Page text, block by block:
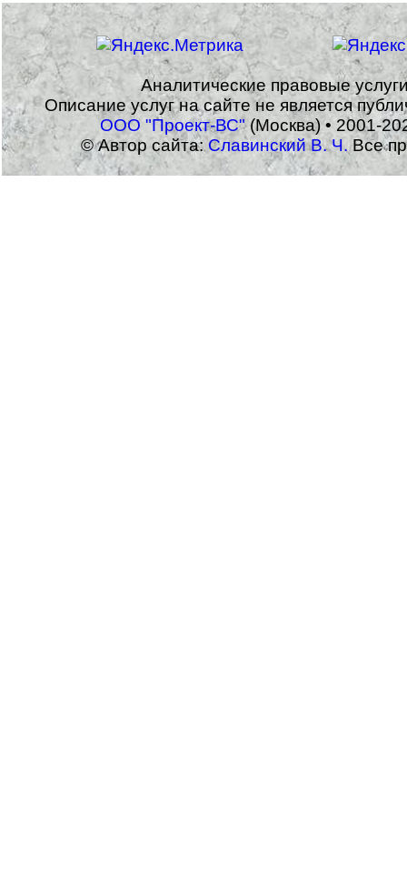
Аналитические правовые
Описание услуг на сайте не является
ООО "Проект-ВС"(Москва) • 2001-
© Автор сайта:Славинский В. Ч.Все